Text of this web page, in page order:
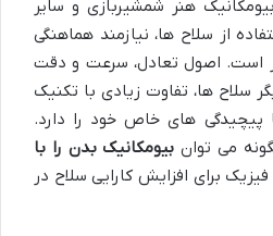
بیومکانیک هنر شمشیربازی و سایر
از سلاح ها، نیازمند هماهنگی
است. اصول تعادل، سرعت و دقت
سلاح ها، تفاوت زیادی با تکنیک
پیچیدگی های خاص خود را دارد.
می توان بیومکانیک بدن را با
فیزیک برای افزایش کارایی سلاح در